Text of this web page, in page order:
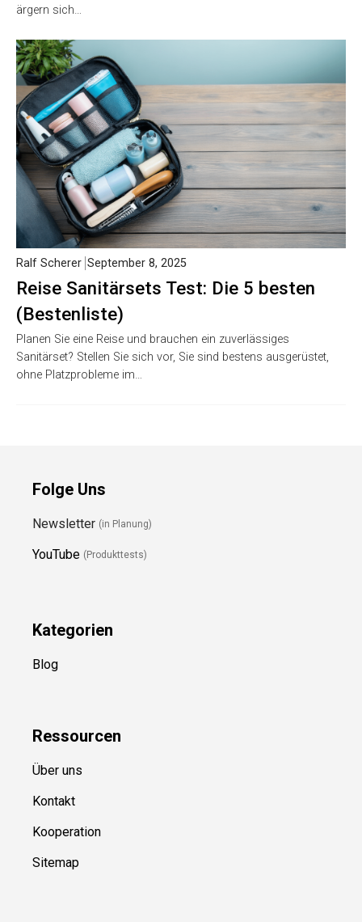
ärgern sich…
Reise Sanitärsets Test: Die 5 besten
(Bestenliste)
Ralf Scherer September 8, 2025
Planen Sie eine Reise und brauchen ein zuverlässiges
Sanitärset? Stellen Sie sich vor, Sie sind bestens ausgerüstet,
ohne Platzprobleme im…
Folge Uns
Newsletter (in Planung)
YouTube (Produkttests)
Kategorien
Blog
Ressourcen
Über uns
Kontakt
Kooperation
Sitemap